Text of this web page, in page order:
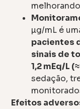
µg/mL é
pacientes
sinais de
1,2 mEq/L
sedação,
Efeitos